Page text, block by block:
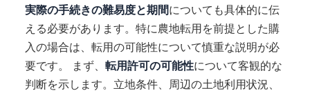
実際の手続きの難易度と期間についても具体的に伝
える必要があります。特に農地転用を前提とした購
入の場合は、転用の可能性について慎重な説明が必
要です。 まず、 転用許可の可能性について客観的な
判断を示します。立地条件、周辺の土地利用状況、